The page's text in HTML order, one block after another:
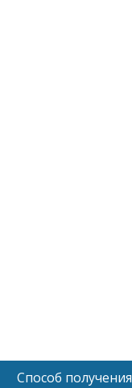
Способ получения